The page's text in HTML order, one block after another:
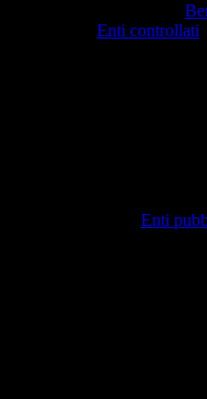
Enti controllati
Enti